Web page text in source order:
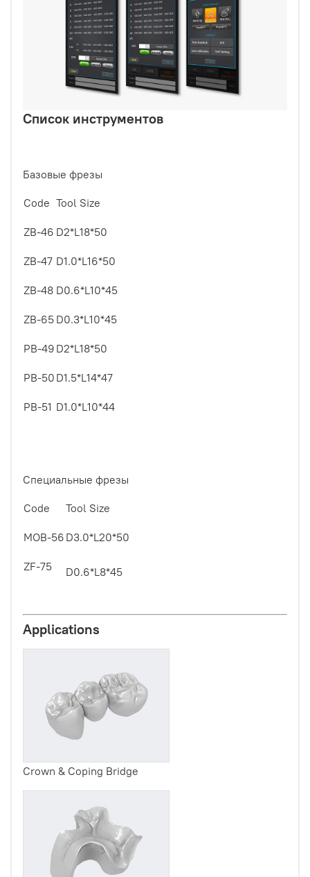
Список инструментов
Базовые фрезы
Code Tool Size
ZB-46 D2*L18*50
ZB-47 D1.0*L16*50
ZB-48 D0.6*L10*45
ZB-65 D0.3*L10*45
PB-49 D2*L18*50
PB-50 D1.5*L14*47
PB-51 D1.0*L10*44
Специальные фрезы
Code Tool Size
MOB-56 D3.0*L20*50
ZF-75 D0.6*L8*45
Applications
Crown & Coping Bridge